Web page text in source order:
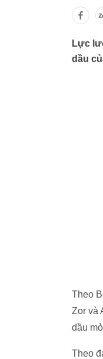
Lực
dầu
Theo
Zor và
dầu
Theo